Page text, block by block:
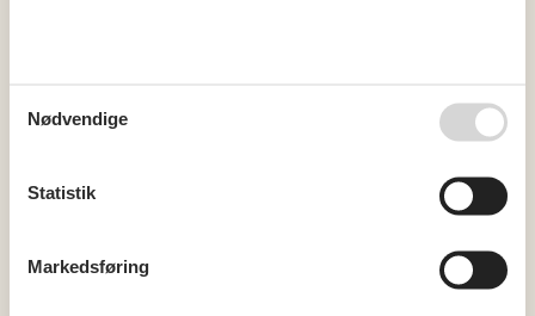
Der er begrænset mulighed for miniferie hele året, typisk uden
Ankomst
Nødvendige
Statistik
Markedsføring